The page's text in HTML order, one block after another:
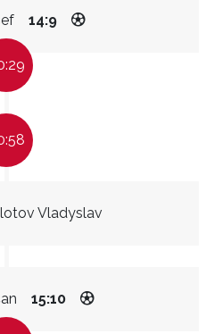
14:9
Vladyslav
15:10